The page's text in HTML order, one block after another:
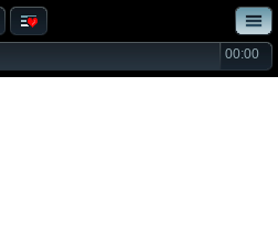
00:00